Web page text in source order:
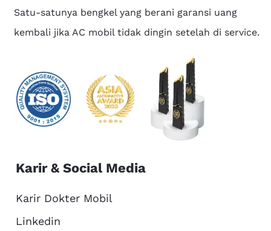
Satu-satunya bengkel yang berani garansi uang
kembali jika AC mobil tidak dingin setelah di service.
Karir & Social Media
Karir Dokter Mobil
Linkedin